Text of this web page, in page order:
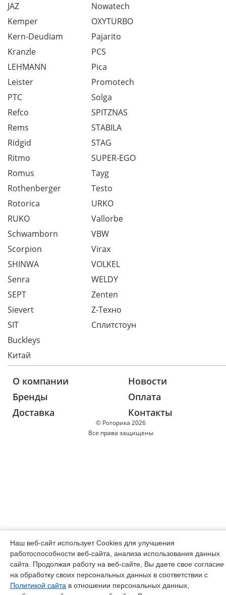
JAZ
Kemper
Kern-Deudiam
Kranzle
LEHMANN
Leister
Nowatech
OXYTURBO
Pajarito
PCS
Pica
Promotech
PTC
Refco
Rems
Ridgid
Ritmo
Romus
Rothenberger
Rotorica
RUKO
Schwamborn
Scorpion
SHINWA
Senra
SEPT
Sievert
SIT
Solga
SPITZNAS
STABILA
STAG
SUPER-EGO
Tayg
Testo
URKO
Vallorbe
VBW
Virax
VOLKEL
WELDY
Zenten
Z-Техно
Сплитстоун
Buckleys
Китай
© Роторика 2026
Все права защищены
О компании
Новости
Бренды
Оплата
Доставка
Контакты
Наш веб-сайт использует Cookies для улучшения
работоспособности веб-сайта, анализа использования данных
сайта. Продолжая работу на веб-сайте, Вы даете свое согласие
на обработку своих персональных данных в соответствии с
Политикой сайта в отношении персональных данных,